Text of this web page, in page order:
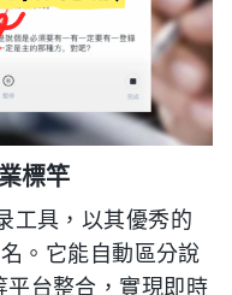
標竿
工具，以其優秀的
。它能自動區分說
台整合，實現即時